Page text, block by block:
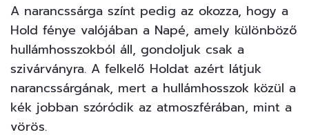
A narancssárga színt pedig az okozza, hogy a
Hold fénye valójában a Napé, amely különböző
hullámhosszokból áll, gondoljuk csak a
szivárványra. A felkelő Holdat azért látjuk
narancssárgának, mert a hullámhosszok közül a
kék jobban szóródik az atmoszférában, mint a
vörös.